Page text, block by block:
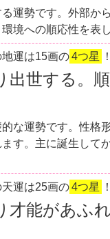
運勢です。外部か
境への順応性を表し
運は15画の4つ星 ！
出世する。
な運勢です。性格
す。主に誕生して
運は25画の4つ星 ！
才能があふ